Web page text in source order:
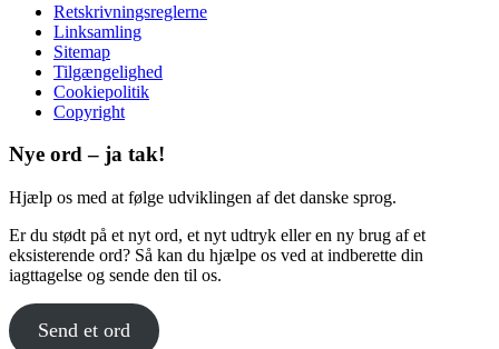
Retskrivningsreglerne
Linksamling
Sitemap
Tilgængelighed
Cookiepolitik
Copyright
Nye ord – ja tak!
Hjælp os med at følge udviklingen af det danske sprog.
Er du stødt på et nyt ord, et nyt udtryk eller en ny brug af et
eksisterende ord? Så kan du hjælpe os ved at indberette din
iagttagelse og sende den til os.
Send et ord